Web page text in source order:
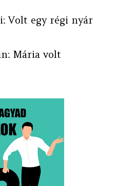
Volt egy régi nyár
Mária volt